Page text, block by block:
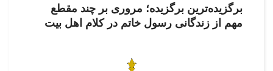
برگزیده‌ترین برگزیده؛ مروری بر چند مقطع
مهم از زندگانی رسول خاتم در کلام اهل بیت